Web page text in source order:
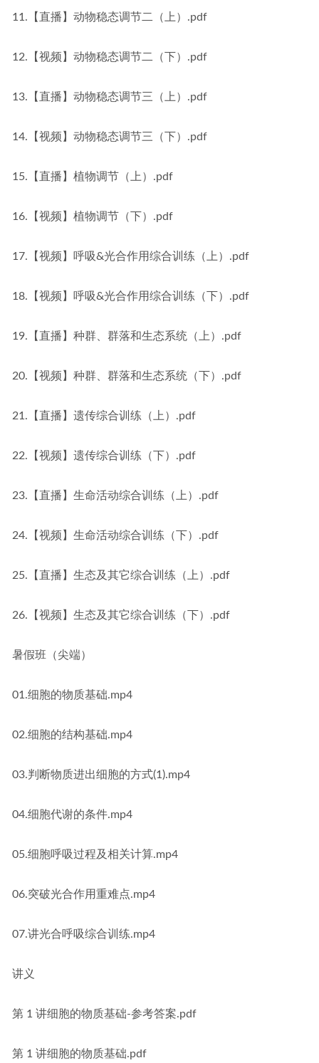
11.【直播】动物稳态调节二（上）.pdf
12.【视频】动物稳态调节二（下）.pdf
13.【直播】动物稳态调节三（上）.pdf
14.【视频】动物稳态调节三（下）.pdf
15.【直播】植物调节（上）.pdf
16.【视频】植物调节（下）.pdf
17.【视频】呼吸&光合作用综合训练（上）.pdf
18.【视频】呼吸&光合作用综合训练（下）.pdf
19.【直播】种群、群落和生态系统（上）.pdf
20.【视频】种群、群落和生态系统（下）.pdf
21.【直播】遗传综合训练（上）.pdf
22.【视频】遗传综合训练（下）.pdf
23.【直播】生命活动综合训练（上）.pdf
24.【视频】生命活动综合训练（下）.pdf
25.【直播】生态及其它综合训练（上）.pdf
26.【视频】生态及其它综合训练（下）.pdf
暑假班（尖端）
01.细胞的物质基础.mp4
02.细胞的结构基础.mp4
03.判断物质进出细胞的方式(1).mp4
04.细胞代谢的条件.mp4
05.细胞呼吸过程及相关计算.mp4
06.突破光合作用重难点.mp4
07.讲光合呼吸综合训练.mp4
讲义
第 1 讲细胞的物质基础-参考答案.pdf
第 1 讲细胞的物质基础.pdf